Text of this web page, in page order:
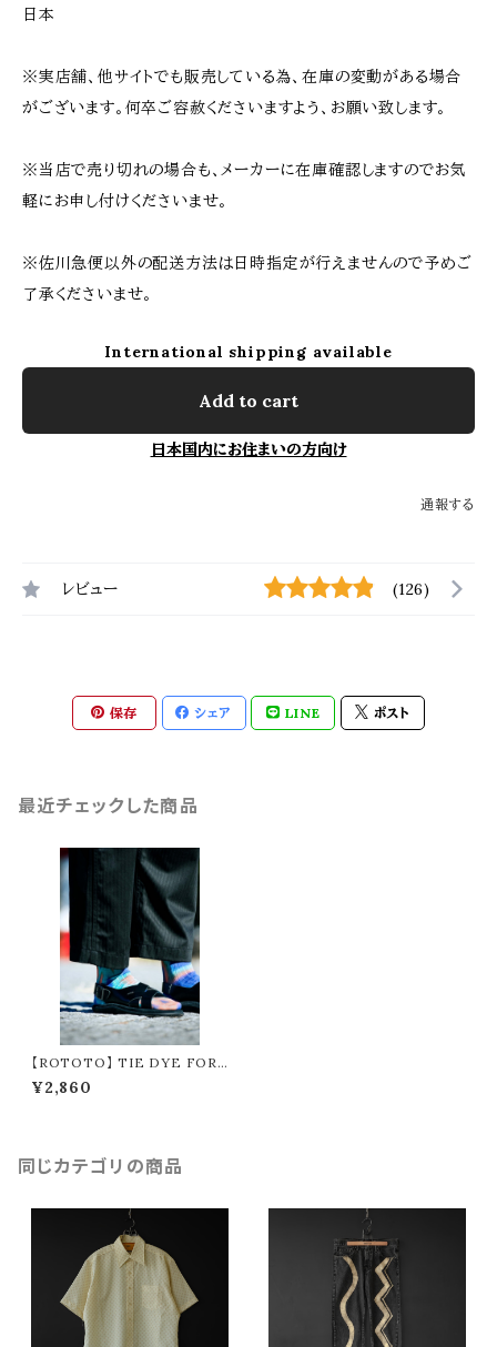
日本
※実店舗、他サイトでも販売している為、在庫の変動がある場合
がございます。何卒ご容赦くださいますよう、お願い致します。
※当店で売り切れの場合も、メーカーに在庫確認しますのでお気
軽にお申し付けくださいませ。
※佐川急便以外の配送方法は日時指定が行えませんので予めご
了承くださいませ。
International shipping available
Add to cart
日本国内にお住まいの方向け
通報する
レビュー (126)
保存 シェア LINE ポスト
最近チェックした商品
【ROTOTO】 TIE DYE FOR
¥2,860
同じカテゴリの商品